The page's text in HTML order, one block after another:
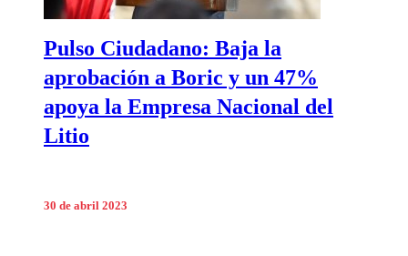
Pulso Ciudadano: Baja la
aprobación a Boric y un 47%
apoya la Empresa Nacional del
Litio
30 de abril 2023